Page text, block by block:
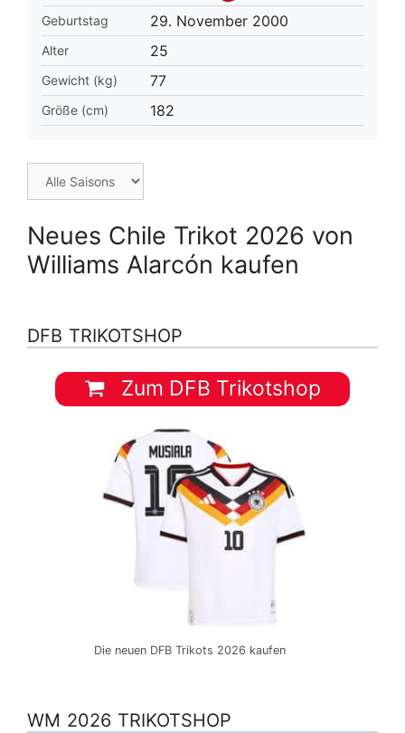
Geburtstag 29. November 2000
Alter 25
Gewicht (kg) 77
Größe (cm) 182
Neues Chile Trikot 2026 von
Williams Alarcón kaufen
DFB TRIKOTSHOP
Zum DFB Trikotshop
Die neuen DFB Trikots 2026 kaufen
WM 2026 TRIKOTSHOP